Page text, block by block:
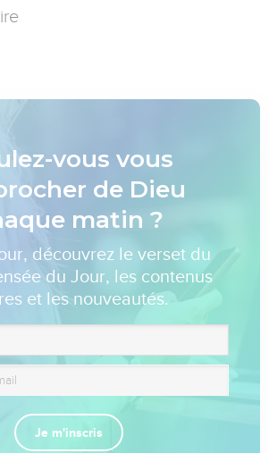
vous vous
de Dieu
matin ?
découvrez le verset du
du Jour, les contenus
et les nouveautés.
Je m'inscris